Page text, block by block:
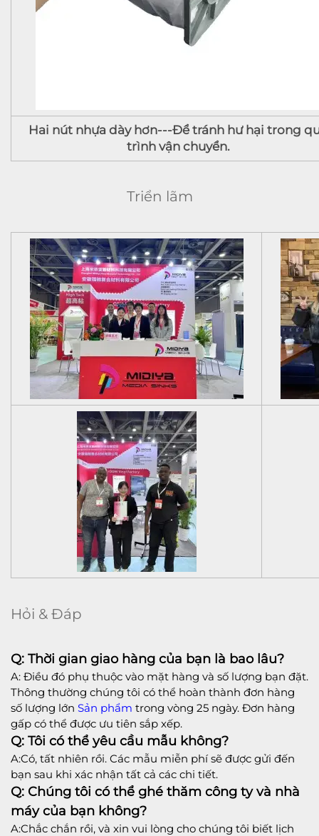
Hai nút nhựa dày hơn---Để tránh hư hại trong
trình vận chuyển.
Triển lãm
Hỏi & Đáp
Q: Thời gian giao hàng của bạn là bao lâu?
A: Điều đó phụ thuộc vào mặt hàng và số lượng bạn đặt.
Thông thường chúng tôi có thể hoàn thành đơn hàng
số lượng lớn Sản phẩm trong vòng 25 ngày. Đơn hàng
gấp có thể được ưu tiên sắp xếp.
Q: Tôi có thể yêu cầu mẫu không?
A:Có, tất nhiên rồi. Các mẫu miễn phí sẽ được gửi đến
bạn sau khi xác nhận tất cả các chi tiết.
Q: Chúng tôi có thể ghé thăm công ty và nhà
máy của bạn không?
A:Chắc chắn rồi, và xin vui lòng cho chúng tôi biết lịch